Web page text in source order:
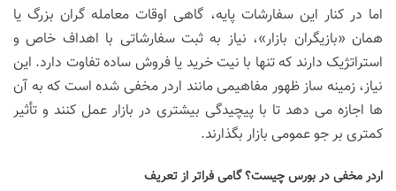
اما در کنار این سفارشات پایه، گاهی اوقات معامله گران بزرگ یا
همان «بازیگران بازار»، نیاز به ثبت سفارشاتی با اهداف خاص و
استراتژیک دارند که تنها با نیت خرید یا فروش ساده تفاوت دارد. این
نیاز، زمینه ساز ظهور مفاهیمی مانند اردر مخفی شده است که به آن
ها اجازه می دهد تا با پیچیدگی بیشتری در بازار عمل کنند و تأثیر
کمتری بر جو عمومی بازار بگذارند.
اردر مخفی در بورس چیست؟ گامی فراتر از تعریف